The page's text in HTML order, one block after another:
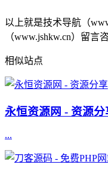
以上就是技术导航（
（www.jshkw.cn）留言
相似站点
永恒资源网 - 资源
...